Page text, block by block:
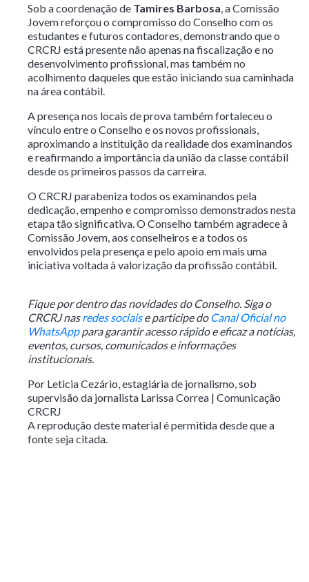
Sob a coordenação de Tamires Barbosa, a Comissão
Jovem reforçou o compromisso do Conselho com os
estudantes e futuros contadores, demonstrando que o
CRCRJ está presente não apenas na fiscalização e no
desenvolvimento profissional, mas também no
acolhimento daqueles que estão iniciando sua caminhada
na área contábil.
A presença nos locais de prova também fortaleceu o
vínculo entre o Conselho e os novos profissionais,
aproximando a instituição da realidade dos examinandos
e reafirmando a importância da união da classe contábil
desde os primeiros passos da carreira.
O CRCRJ parabeniza todos os examinandos pela
dedicação, empenho e compromisso demonstrados nesta
etapa tão significativa. O Conselho também agradece à
Comissão Jovem, aos conselheiros e a todos os
envolvidos pela presença e pelo apoio em mais uma
iniciativa voltada à valorização da profissão contábil.
Fique por dentro das novidades do Conselho. Siga o
CRCRJ nasredes sociaise participe do Canal Oficial no
WhatsApppara garantir acesso rápido e eficaz a notícias,
eventos, cursos, comunicados e informações
institucionais.
Por Leticia Cezário, estagiária de jornalismo, sob
supervisão da jornalista Larissa Correa | Comunicação
CRCRJ
A reprodução deste material é permitida desde que a
fonte seja citada.